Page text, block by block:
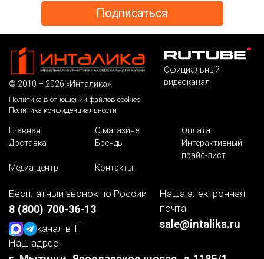
© 2010 – 2026 «Инталика»
Политика в отношении файлов cookies
Политика конфиденциальности
Официальный
видеоканал
Главная О магазине
Оплата
Доставка
Бренды
Интерактивный
прайс-лист
Медиа-центр
Контакты
Бесплатный звонок по России
8 (800) 700-36-13
канал в ТГ
Наша электронная
почта
sale@intalika.ru
Наш адрес